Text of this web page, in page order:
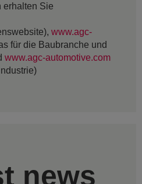
erhalten Sie
www.agc-
für die Baubranche und
www.agc-automotive.com
news